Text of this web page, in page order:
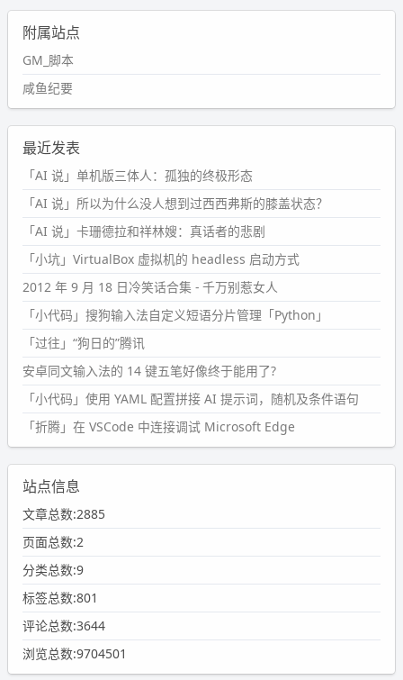
附属站点
GM_脚本
咸鱼纪要
最近发表
「AI 说」单机版三体人：孤独的终极形态
「AI 说」所以为什么没人想到过西西弗斯的膝盖状态？
「AI 说」卡珊德拉和祥林嫂：真话者的悲剧
「小坑」VirtualBox 虚拟机的 headless 启动方式
2012 年 9 月 18 日冷笑话合集 - 千万别惹女人
「小代码」搜狗输入法自定义短语分片管理「Python」
「过往」“狗日的”腾讯
安卓同文输入法的 14 键五笔好像终于能用了?
「小代码」使用 YAML 配置拼接 AI 提示词，随机及条件语句
「折腾」在 VSCode 中连接调试 Microsoft Edge
站点信息
文章总数:2885
页面总数:2
分类总数:9
标签总数:801
评论总数:3644
浏览总数:9704501